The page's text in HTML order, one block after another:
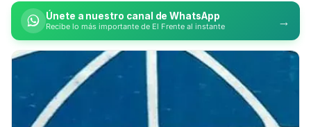
Únete a nuestro canal de WhatsApp
Recibe lo más importante de El Frente al instante →